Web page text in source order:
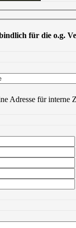
für die o.g.
Adresse für